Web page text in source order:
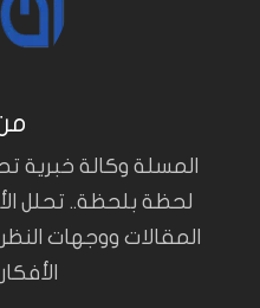
المسلة وكالة خبرية
لحظة بلحظة.. تحلل
المقالات ووجهات